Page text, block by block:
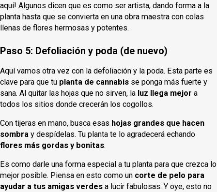
aquí! Algunos dicen que es como ser artista, dando forma a la
planta hasta que se convierta en una obra maestra con colas
llenas de flores hermosas y potentes.
Paso 5: Defoliación y poda (de nuevo)
Aquí vamos otra vez con la defoliación y la poda. Esta parte es
clave para que tu planta de cannabis se ponga más fuerte y
sana. Al quitar las hojas que no sirven, la luz llega mejor a
todos los sitios donde crecerán los cogollos.
Con tijeras en mano, busca esas hojas grandes que hacen
sombra y despídelas. Tu planta te lo agradecerá echando
flores más gordas y bonitas.
Es como darle una forma especial a tu planta para que crezca lo
mejor posible. Piensa en esto como un corte de pelo para
ayudar a tus amigas verdes a lucir fabulosas. Y oye, esto no